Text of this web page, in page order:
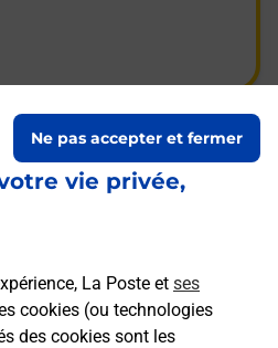
vie privée,
La Poste et ses
cookies (ou technologies
des cookies sont les
Ne pas accepter et fermer
avec
qu’est ce que